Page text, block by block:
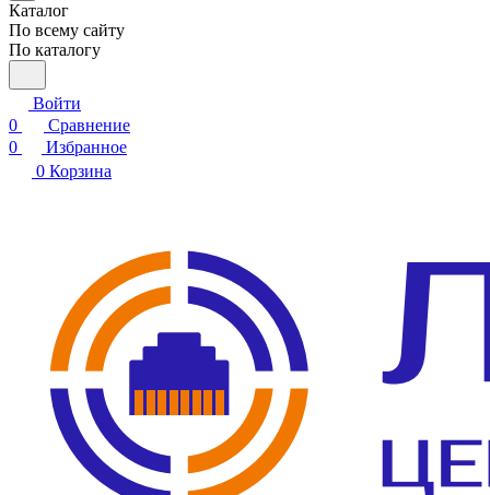
Каталог
По всему сайту
По каталогу
Войти
0
Сравнение
0
Избранное
0 Корзина